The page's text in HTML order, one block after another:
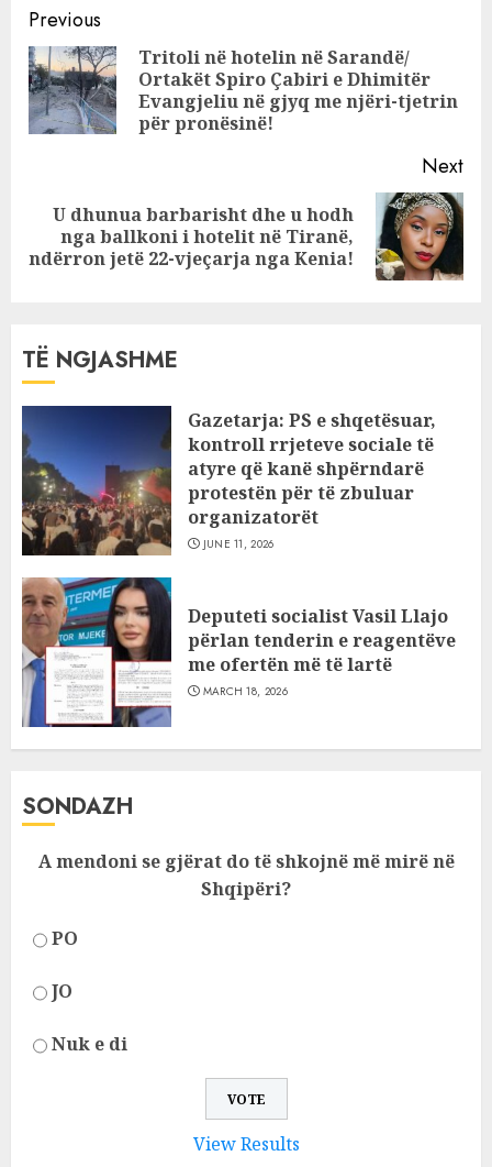
Continue
Reading
Previous
Tritoli në hotelin në Sarandë/
Ortakët Spiro Çabiri e Dhimitër
Evangjeliu në gjyq me njëri-tjetrin
për pronësinë!
Next
Next
post:
U dhunua barbarisht dhe u hodh
nga ballkoni i hotelit në Tiranë,
ndërron jetë 22-vjeçarja nga Kenia!
TË NGJASHME
Gazetarja: PS e shqetësuar,
kontroll rrjeteve sociale të
atyre që kanë shpërndarë
protestën për të zbuluar
organizatorët
JUNE 11, 2026
Deputeti socialist Vasil Llajo
përlan tenderin e reagentëve
me ofertën më të lartë
MARCH 18, 2026
SONDAZH
A mendoni se gjërat do të shkojnë më mirë në
Shqipëri?
PO
JO
Nuk e di
View Results